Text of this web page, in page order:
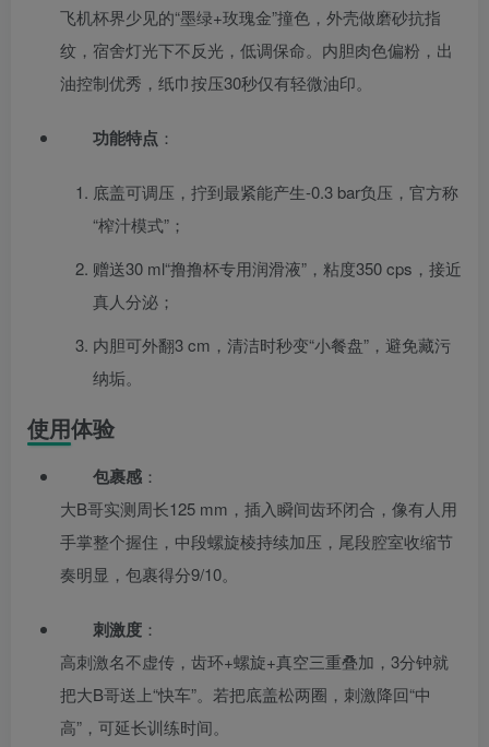
飞机杯界少见的“墨绿+玫瑰金”撞色，外壳做磨砂抗指
纹，宿舍灯光下不反光，低调保命。内胆肉色偏粉，出
油控制优秀，纸巾按压30秒仅有轻微油印。
功能特点 ：
底盖可调压，拧到最紧能产生-0.3 bar负压，官方称
“榨汁模式”；
赠送30 ml“撸撸杯专用润滑液”，粘度350 cps，接近
真人分泌；
内胆可外翻3 cm，清洁时秒变“小餐盘”，避免藏污
纳垢。
使用体验
包裹感 ：
大B哥实测周长125 mm，插入瞬间齿环闭合，像有人用
手掌整个握住，中段螺旋棱持续加压，尾段腔室收缩节
奏明显，包裹得分9/10。
刺激度 ：
高刺激名不虚传，齿环+螺旋+真空三重叠加，3分钟就
把大B哥送上“快车”。若把底盖松两圈，刺激降回“中
高”，可延长训练时间。